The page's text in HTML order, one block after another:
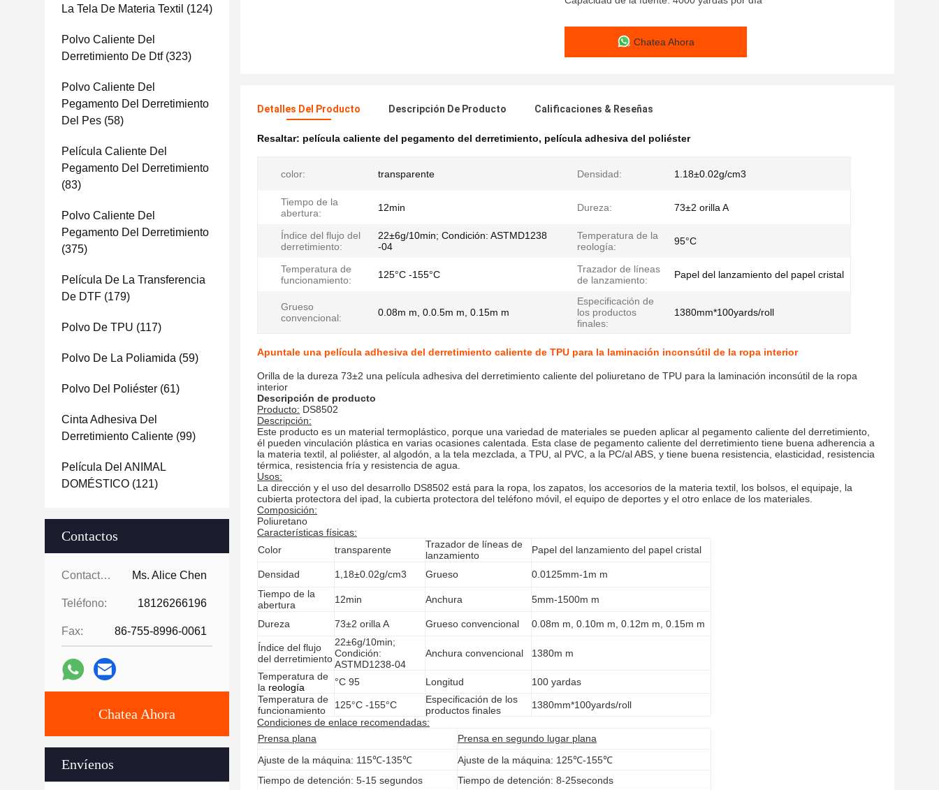
La Tela De Materia Textil (124)
Polvo Caliente Del
Derretimiento De Dtf(323)
Polvo Caliente Del
Pegamento Del Derretimiento
Del Pes (58)
Película Caliente Del
Pegamento Del Derretimiento
(83)
Polvo Caliente Del
Pegamento Del Derretimiento
(375)
Película De La Transferencia
De DTF (179)
Polvo De TPU (117)
Polvo De La Poliamida (59)
Polvo Del Poliéster (61)
Cinta Adhesiva Del
Derretimiento Caliente (99)
Película Del ANIMAL
DOMÉSTICO (121)
Contactos
Contactos: Ms. Alice Chen
Teléfono: 18126266196
Fax: 86-755-8996-0061
Chatea Ahora
Envíenos
Chatea Ahora
Detalles Del Producto Descripción De Producto Calificaciones & Reseñas
Resaltar: película caliente del pegamento del derretimiento, película adhesiva del poliéster
color: transparente Densidad: 1.18±0.02g/cm3
Tiempo de la
abertura:
12min Dureza: 73±2 orilla A
Índice del flujo del
derretimiento:
22±6g/10min; Condición: ASTMD1238
-04
Temperatura de la
reología:
95°C
Temperatura de
funcionamiento:
125°C -155°C
Trazador de líneas
de lanzamiento:
Papel del lanzamiento del papel cristal
Grueso
convencional:
0.08m m, 0.0.5m m, 0.15m m
Especificación de
los productos
finales:
1380mm*100yards/roll
Apuntale una película adhesiva del derretimiento caliente de TPU para la laminación inconsútil de la ropa interior
Orilla de la dureza 73±2 una película adhesiva del derretimiento caliente del poliuretano de TPU para la laminación inconsútil de la ropa
interior
Descripción de producto
Producto: DS8502
Descripción:
Este producto es un material termoplástico, porque una variedad de materiales se pueden aplicar al pegamento caliente del derretimiento,
él pueden vinculación plástica en varias ocasiones calentada. Esta clase de pegamento caliente del derretimiento tiene buena adherencia a
la materia textil, al poliéster, al algodón, a la tela mezclada, a TPU, al PVC, a la PC/al ABS, y tiene buena resistencia, elasticidad, resistencia
térmica, resistencia fría y resistencia de agua.
Usos:
La dirección y el uso del desarrollo DS8502 está para la ropa, los zapatos, los accesorios de la materia textil, los bolsos, el equipaje, la
cubierta protectora del ipad, la cubierta protectora del teléfono móvil, el equipo de deportes y el otro enlace de los materiales.
Composición:
Poliuretano
Características físicas:
Color
transparente
Trazador de líneas de
lanzamiento
Papel del lanzamiento del papel cristal
Densidad 1,18±0.02g/cm3 Grueso
0.0125mm-1m m
Tiempo de la
abertura
12min Anchura 5mm-1500m m
Dureza 73±2 orilla A Grueso convencional 0.08m m, 0.10m m, 0.12m m, 0.15m m
Índice del flujo
del derretimiento
22±6g/10min;
Condición:
ASTMD1238-04
Anchura convencional 1380m m
Temperatura de
la reología °C 95 Longitud
100 yardas
Temperatura de
funcionamiento
125°C -155°C
Especificación de los
productos finales
1380mm*100yards/roll
Condiciones de enlace recomendadas:
Prensa plana
Prensa en segundo lugar plana
Ajuste de la máquina: 115℃-135℃
Ajuste de la máquina: 125℃-155℃
Tiempo de detención: 5-15 segundos
Tiempo de detención: 8-25seconds